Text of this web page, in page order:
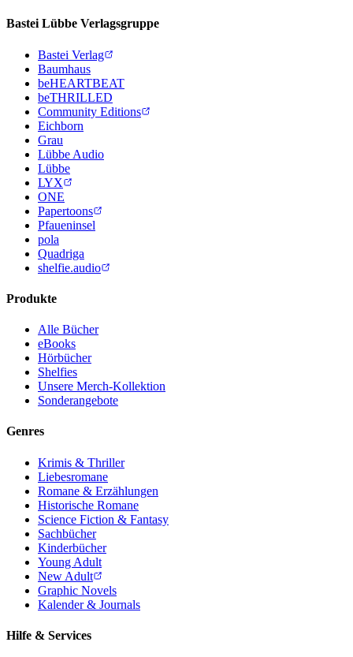
Bastei Lübbe Verlagsgruppe
Bastei Verlag
Baumhaus
beHEARTBEAT
beTHRILLED
Community Editions
Eichborn
Grau
Lübbe Audio
Lübbe
LYX
ONE
Papertoons
Pfaueninsel
pola
Quadriga
shelfie.audio
Produkte
Alle Bücher
eBooks
Hörbücher
Shelfies
Unsere Merch-Kollektion
Sonderangebote
Genres
Krimis & Thriller
Liebesromane
Romane & Erzählungen
Historische Romane
Science Fiction & Fantasy
Sachbücher
Kinderbücher
Young Adult
New Adult
Graphic Novels
Kalender & Journals
Hilfe & Services